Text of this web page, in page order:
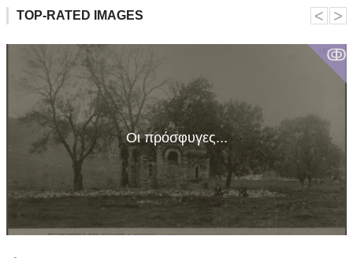
TOP-RATED IMAGES
ↂ
Οι πρόσφυγες...
˂ ˃